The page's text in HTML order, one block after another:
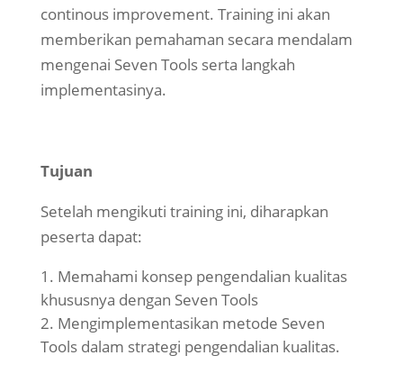
continous improvement. Training ini akan
memberikan pemahaman secara mendalam
mengenai Seven Tools serta langkah
implementasinya.
Tujuan
Setelah mengikuti training ini, diharapkan
peserta dapat:
Memahami konsep pengendalian kualitas
khususnya dengan Seven Tools
Mengimplementasikan metode Seven
Tools dalam strategi pengendalian kualitas.